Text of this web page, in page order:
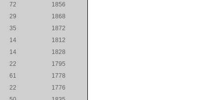
72
1856
29
1868
35
1872
14
1812
14
1828
22
1795
61
1778
22
1776